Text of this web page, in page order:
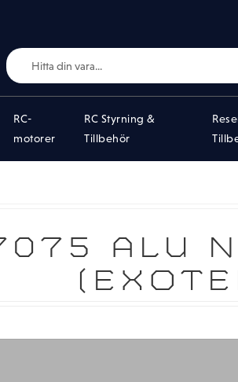
RC-
motorer
RC Styrning &
Tillbehör
ALU